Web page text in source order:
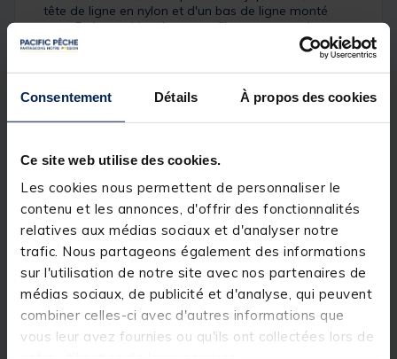
Consentement Détails À propos des cookies
Ce site web utilise des cookies.
Les cookies nous permettent de personnaliser le
contenu et les annonces, d'offrir des fonctionnalités
relatives aux médias sociaux et d'analyser notre
trafic. Nous partageons également des informations
sur l'utilisation de notre site avec nos partenaires de
médias sociaux, de publicité et d'analyse, qui peuvent
combiner celles-ci avec d'autres informations que
vous leur avez fournies ou qu'ils ont collectées lors de
tête de ligne en nylon et d'un bas de ligne monté
avec 5 plumes blanches avec filaments et un lançon
de 11 cm.
Détails
FLASHMER
Flashmer conçoit des produits adaptés à toutes les
pêches aux leurres ou encore de celles à l’appât, la
vous soyez débutant ou confirmé, il y aura toujours
un produit Flashmer correspondant à vos attentes !
Chacun de produits Flashmer est conçu par des
pêcheurs pour des pêcheurs. Le but de Flashmer est
de proposer des articles de pêche associant
robustesse, fiabilité et efficacité tout en restant
abordables.
La philosophie Flashmer ? Des produits de qualité
accessibles au plus grand nombre !